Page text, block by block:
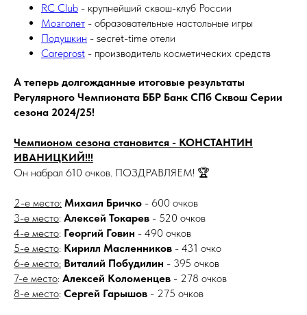
RC Club - крупнейший сквош-клуб России
Мозголет - образовательные настольные игры
Подушкин - secret-time отели
Careprost - производитель косметических средств
А теперь долгожданные итоговые результаты
Регулярного Чемпионата ББР Банк СПб Сквош Серии
сезона 2024/25!
Чемпионом сезона становится - КОНСТАНТИН
ИВАНИЦКИЙ!!!
Он набрал 610 очков. ПОЗДРАВЛЯЕМ! 🏆
2-е место: Михаил Бричко - 600 очков
3-е место: Алексей Токарев - 520 очков
4-е место: Георгий Говин - 490 очков
5-е место: Кирилл Масленников - 431 очко
6-е место: Виталий Побудилин - 395 очков
7-е место: Алексей Коломенцев - 278 очков
8-е место: Сергей Гарышов - 275 очков